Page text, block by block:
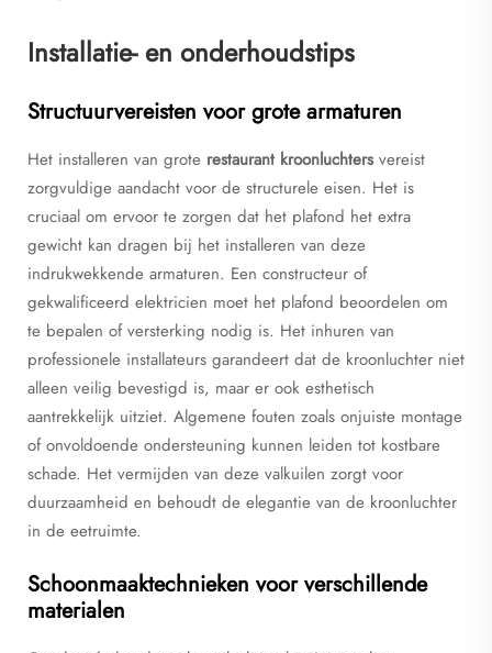
Installatie- en onderhoudstips
Structuurvereisten voor grote armaturen
Het installeren van grote restaurant kroonluchtersvereist
zorgvuldige aandacht voor de structurele eisen. Het is
cruciaal om ervoor te zorgen dat het plafond het extra
gewicht kan dragen bij het installeren van deze
indrukwekkende armaturen. Een constructeur of
gekwalificeerd elektricien moet het plafond beoordelen om
te bepalen of versterking nodig is. Het inhuren van
professionele installateurs garandeert dat de kroonluchter niet
alleen veilig bevestigd is, maar er ook esthetisch
aantrekkelijk uitziet. Algemene fouten zoals onjuiste montage
of onvoldoende ondersteuning kunnen leiden tot kostbare
schade. Het vermijden van deze valkuilen zorgt voor
duurzaamheid en behoudt de elegantie van de kroonluchter
in de eetruimte.
Schoonmaaktechnieken voor verschillende
materialen